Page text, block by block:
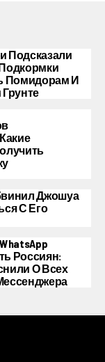
Подсказали
Помидорам И
Джошуа
С Его
Россиян:
О Всех